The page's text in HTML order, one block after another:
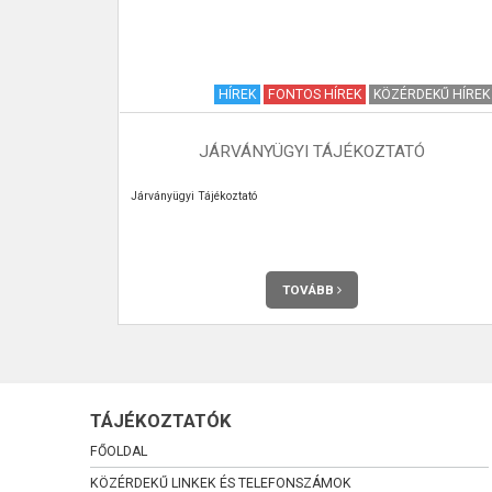
HÍREK FONTOS HÍREK KÖZÉRDEKŰ HÍREK
JÁRVÁNYÜGYI TÁJÉKOZTATÓ
Járványügyi Tájékoztató
TOVÁBB
TÁJÉKOZTATÓK
FŐOLDAL
KÖZÉRDEKŰ LINKEK ÉS TELEFONSZÁMOK